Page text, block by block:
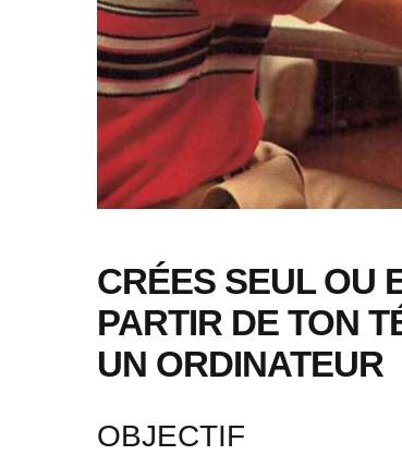
CRÉES SEUL OU
PARTIR DE TON
UN ORDINATEUR
OBJECTIF